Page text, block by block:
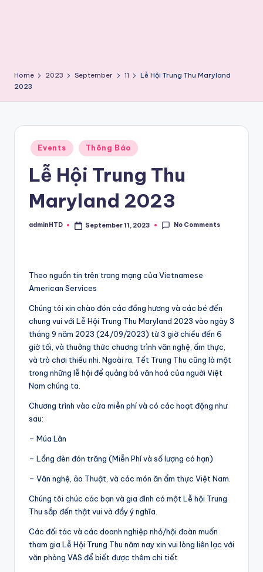
Home 2023 September 11
Lễ Hội Trung Thu Maryland
2023
Posted
in
Events Thông Báo
Lễ Hội Trung Thu
Maryland 2023
Posted
adminHTD September 11, 2023 No Comments
Theo nguồn tin trên trang mạng của Vietnamese
American Services
Chúng tôi xin chào đón các đồng hương và các bé đến
chung vui với Lễ Hội Trung Thu Maryland 2023 vào ngày 3
tháng 9 năm 2023 (24/09/2023) từ 3 giờ chiều đến 6
giờ tối, và thuởng thức chuơng trình văn nghệ, ẩm thực,
và trò chơi thiếu nhi. Ngoài ra, Tết Trung Thu cũng là một
trong những lễ hội để quảng bá văn hoá của nguời Việt
Nam chúng ta.
Chương trình vào cửa miễn phí và có các hoạt động như
sau:
– Múa Lân
– Lồng đèn đón trăng (Miễn Phí và số lượng có hạn)
– Văn nghệ, ảo Thuật, và các món ăn ẩm thực Việt Nam.
Chúng tôi chúc các bạn và gia đình có một Lễ hội Trung
Thu sắp đến thật vui và đầy ý nghĩa.
Các đối tác và các doanh nghiệp nhỏ/hội đoàn muốn
tham gia Lễ Hội Trung Thu năm nay xin vui lòng liên lạc với
văn phòng VAS để biết được thêm chi tiết